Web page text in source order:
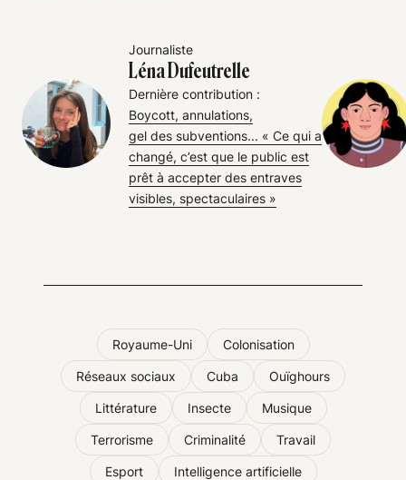
Journaliste
Léna Dufeutrelle
Dernière contribution :
Boycott, annulations,
gel des subventions... « Ce qui a
changé, c’est que le public est
prêt à accepter des entraves
visibles, spectaculaires »
Royaume-Uni Colonisation
Réseaux sociaux Cuba Ouïghours
Littérature Insecte Musique
Terrorisme Criminalité Travail
Esport Intelligence artificielle